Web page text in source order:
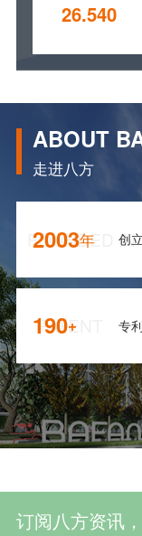
26.540
ABOUT
走进八方
2003年 创
FOUNDED IN
190+ 专
PATENT
订阅八方资讯